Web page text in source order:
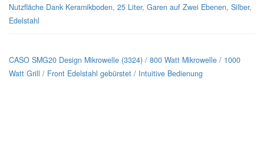
Nutzfläche Dank Keramikboden, 25 Liter, Garen auf Zwei Ebenen, Silber,
Edelstahl
CASO SMG20 Design Mikrowelle (3324) / 800 Watt Mikrowelle / 1000
Watt Grill / Front Edelstahl gebürstet / Intuitive Bedienung